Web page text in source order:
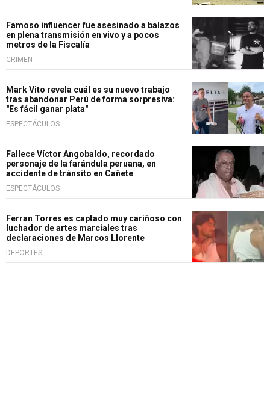
Famoso influencer fue asesinado a balazos
en plena transmisión en vivo y a pocos
metros de la Fiscalía
CRIMEN
Mark Vito revela cuál es su nuevo trabajo
tras abandonar Perú de forma sorpresiva:
"Es fácil ganar plata"
ESPECTÁCULOS
Fallece Víctor Angobaldo, recordado
personaje de la farándula peruana, en
accidente de tránsito en Cañete
ESPECTÁCULOS
Ferran Torres es captado muy cariñoso con
luchador de artes marciales tras
declaraciones de Marcos Llorente
DEPORTES